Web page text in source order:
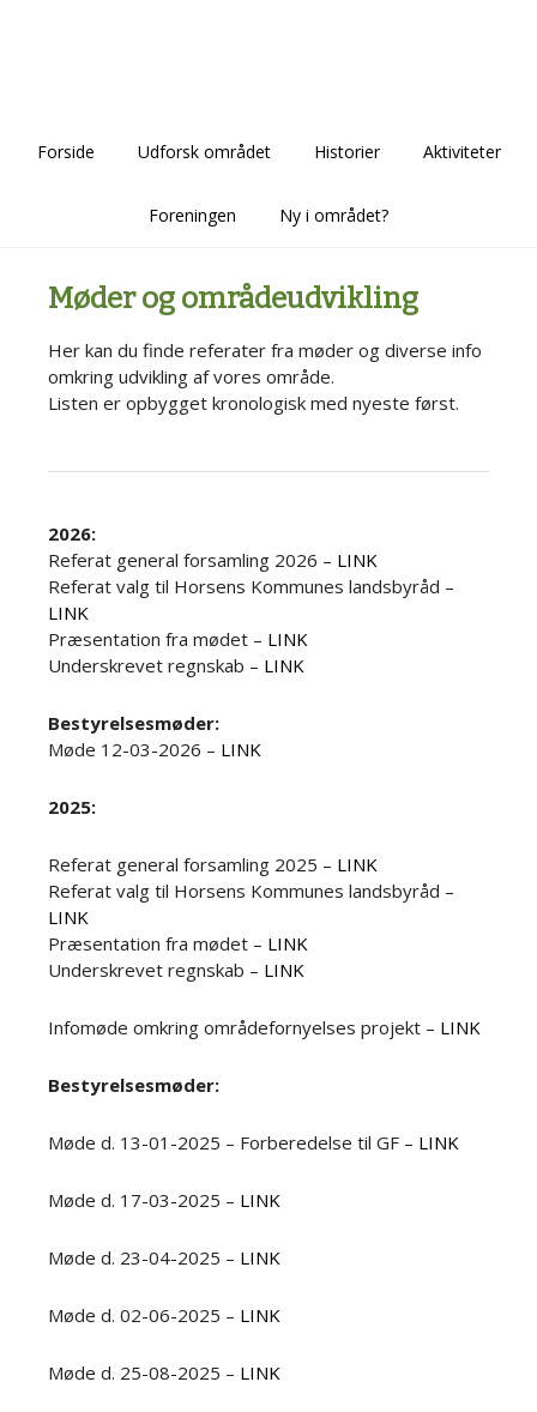
Forside Udforsk området Historier Aktiviteter
Foreningen Ny i området?
Møder og områdeudvikling
Her kan du finde referater fra møder og diverse info
omkring udvikling af vores område.
Listen er opbygget kronologisk med nyeste først.
2026:
Referat general forsamling 2026 – LINK
Referat valg til Horsens Kommunes landsbyråd –
LINK
Præsentation fra mødet – LINK
Underskrevet regnskab – LINK
Bestyrelsesmøder:
Møde 12-03-2026 – LINK
2025:
Referat general forsamling 2025 – LINK
Referat valg til Horsens Kommunes landsbyråd –
LINK
Præsentation fra mødet – LINK
Underskrevet regnskab – LINK
Infomøde omkring områdefornyelses projekt – LINK
Bestyrelsesmøder:
Møde d. 13-01-2025 – Forberedelse til GF – LINK
Møde d. 17-03-2025 – LINK
Møde d. 23-04-2025 – LINK
Møde d. 02-06-2025 – LINK
Møde d. 25-08-2025 – LINK